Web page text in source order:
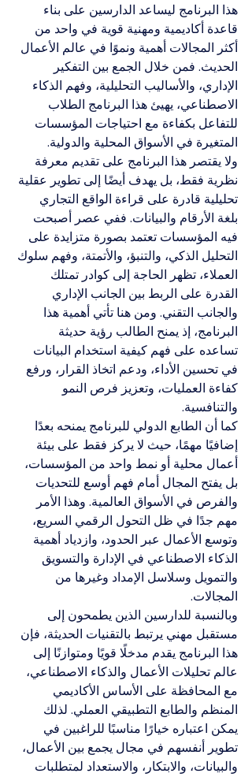
هذا البرنامج ليساعد الدارسين على بناء
قاعدة أكاديمية ومهنية قوية في واحد من
أكثر المجالات أهمية ونموًا في عالم الأعمال
الحديث. فمن خلال الجمع بين التفكير
الإداري، والأساليب التحليلية، وفهم الذكاء
الاصطناعي، يهيئ هذا البرنامج الطلاب
للتفاعل بكفاءة مع احتياجات المؤسسات
المتغيرة في الأسواق المحلية والدولية.
ولا يقتصر هذا البرنامج على تقديم معرفة
نظرية فقط، بل يهدف أيضًا إلى تطوير عقلية
تحليلية قادرة على قراءة الواقع التجاري
بلغة الأرقام والبيانات. ففي عصر أصبحت
فيه المؤسسات تعتمد بصورة متزايدة على
التحليل الذكي، والتنبؤ، والأتمتة، وفهم سلوك
العملاء، تظهر الحاجة إلى كوادر تمتلك
القدرة على الربط بين الجانب الإداري
والجانب التقني. ومن هنا تأتي أهمية هذا
البرنامج، إذ يمنح الطالب رؤية حديثة
تساعده على فهم كيفية استخدام البيانات
في تحسين الأداء، ودعم اتخاذ القرار، ورفع
كفاءة العمليات، وتعزيز فرص النمو
والتنافسية.
كما أن الطابع الدولي للبرنامج يمنحه بعدًا
إضافيًا مهمًا، حيث لا يركز فقط على بيئة
أعمال محلية أو نمط واحد من المؤسسات،
بل يفتح المجال أمام فهم أوسع للتحديات
والفرص في الأسواق العالمية. وهذا الأمر
مهم جدًا في ظل التحول الرقمي السريع،
وتوسع الأعمال عبر الحدود، وازدياد أهمية
الذكاء الاصطناعي في الإدارة والتسويق
والتمويل وسلاسل الإمداد وغيرها من
المجالات.
وبالنسبة للدارسين الذين يطمحون إلى
مستقبل مهني يرتبط بالتقنيات الحديثة، فإن
هذا البرنامج يقدم مدخلًا قويًا ومتوازنًا إلى
عالم تحليلات الأعمال والذكاء الاصطناعي،
مع المحافظة على الأساس الأكاديمي
المنظم والطابع التطبيقي العملي. لذلك
يمكن اعتباره خيارًا مناسبًا للراغبين في
تطوير أنفسهم في مجال يجمع بين الأعمال،
والبيانات، والابتكار، والاستعداد لمتطلبات